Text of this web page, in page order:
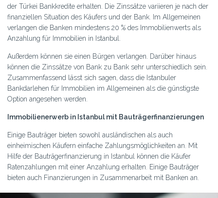
der Türkei Bankkredite erhalten. Die Zinssätze variieren je nach der
finanziellen Situation des Käufers und der Bank. Im Allgemeinen
verlangen die Banken mindestens 20 % des Immobilienwerts als
Anzahlung für Immobilien in Istanbul.
Außerdem können sie einen Bürgen verlangen. Darüber hinaus
können die Zinssätze von Bank zu Bank sehr unterschiedlich sein.
Zusammenfassend lässt sich sagen, dass die Istanbuler
Bankdarlehen für Immobilien im Allgemeinen als die günstigste
Option angesehen werden.
Immobilienerwerb in Istanbul mit Bauträgerfinanzierungen
Einige Bauträger bieten sowohl ausländischen als auch
einheimischen Käufern einfache Zahlungsmöglichkeiten an. Mit
Hilfe der Bauträgerfinanzierung in Istanbul können die Käufer
Ratenzahlungen mit einer Anzahlung erhalten. Einige Bauträger
bieten auch Finanzierungen in Zusammenarbeit mit Banken an.